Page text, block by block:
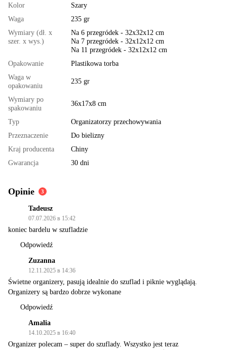
Kolor
Szary
Waga
235 gr
Wymiary (dł. x
szer. x wys.)
Na 6 przegródek - 32x32x12 cm
Na 7 przegródek - 32x12x12 cm
Na 11 przegródek - 32x12x12 cm
Opakowanie
Plastikowa torba
Waga w
opakowaniu
235 gr
Wymiary po
spakowaniu
36х17х8 cm
Typ
Organizatorzy przechowywania
Przeznaczenie
Do bielizny
Kraj producenta
Chiny
Gwarancja
30 dni
Opinie 3
Tadeusz
07.07.2026 в 15:42
koniec bardelu w szufladzie
Odpowiedź
Zuzanna
12.11.2025 в 14:36
Świetne organizery, pasują idealnie do szuflad i piknie wyglądają.
Organizery są bardzo dobrze wykonane
Odpowiedź
Amalia
14.10.2025 в 16:40
Organizer polecam – super do szuflady. Wszystko jest teraz